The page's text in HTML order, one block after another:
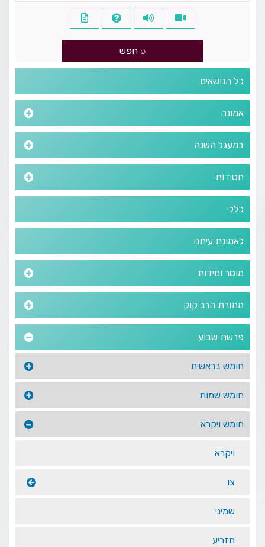
כל הנושאים
אמונה
במעגל השנה
חסידות
כללי
לאמונת עיתנו
מוסר ומידות
מתורת הרב קוק
פרשת שבוע
חומש בראשית
חומש שמות
חומש ויקרא
ויקרא
צו
שמיני
תזריע